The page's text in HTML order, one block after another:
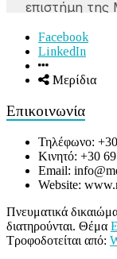
Facebook
LinkedIn
Μερίδια
Επικοινωνία
Τηλέφωνο:
Κινητό: +30
Email:
Website:
Πνευματικά
διατηρούνται. Θέμα
Τροφοδοτείται από: